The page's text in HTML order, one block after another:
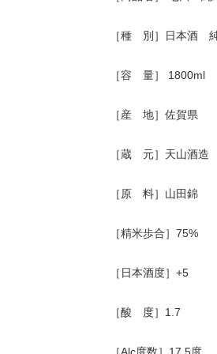
［種 別］日本酒
［容 量］ 1800ml
［産 地］佐賀県
［蔵 元］天山酒造
［原 料］山田錦
［精米歩合］75%
［日本酒度］+5
［酸 度］1.7